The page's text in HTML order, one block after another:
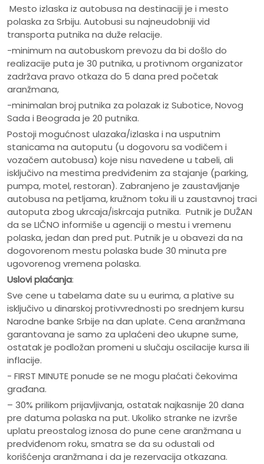
Mesto izlaska iz autobusa na destinaciji je i mesto
polaska za Srbiju. Autobusi su najneudobniji vid
transporta putnika na duže relacije.
-minimum na autobuskom prevozu da bi došlo do
realizacije puta je 30 putnika, u protivnom organizator
zadržava pravo otkaza do 5 dana pred početak
aranžmana,
-minimalan broj putnika za polazak iz Subotice, Novog
Sada i Beograda je 20 putnika.
Postoji mogućnost ulazaka/izlaska i na usputnim
stanicama na autoputu (u dogovoru sa vodičem i
vozačem autobusa) koje nisu navedene u tabeli, ali
isključivo na mestima predviđenim za stajanje (parking,
pumpa, motel, restoran). Zabranjeno je zaustavljanje
autobusa na petljama, kružnom toku ili u zaustavnoj traci
autoputa zbog ukrcaja/iskrcaja putnika. Putnik je DUŽAN
da se LIČNO informiše u agenciji o mestu i vremenu
polaska, jedan dan pred put. Putnik je u obavezi da na
dogovorenom mestu polaska bude 30 minuta pre
ugovorenog vremena polaska.
Uslovi plaćanja:
Sve cene u tabelama date su u eurima, a plative su
isključivo u dinarskoj protivvrednosti po srednjem kursu
Narodne banke Srbije na dan uplate. Cena aranžmana
garantovana je samo za uplaćeni deo ukupne sume,
ostatak je podložan promeni u slučaju oscilacije kursa ili
inflacije.
- FIRST MINUTE ponude se ne mogu plaćati čekovima
građana.
– 30% prilikom prijavljivanja, ostatak najkasnije 20 dana
pre datuma polaska na put. Ukoliko stranke ne izvrše
uplatu preostalog iznosa do pune cene aranžmana u
predviđenom roku, smatra se da su odustali od
korišćenja aranžmana i da je rezervacija otkazana.